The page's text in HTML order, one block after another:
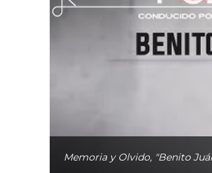
Memoria y Olvido, "Benito